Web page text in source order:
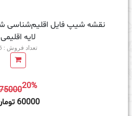
لایه اقلیمی
تعداد فروش : 5
7500020%
60000 تومان